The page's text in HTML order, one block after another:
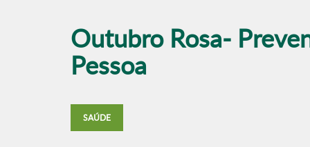
Outubro Rosa-
Pessoa
SAÚDE